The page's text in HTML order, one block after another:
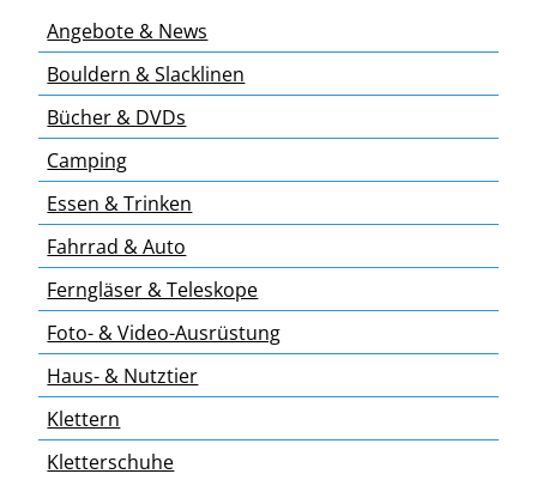
Angebote & News
Bouldern & Slacklinen
Bücher & DVDs
Camping
Essen & Trinken
Fahrrad & Auto
Ferngläser & Teleskope
Foto- & Video-Ausrüstung
Haus- & Nutztier
Klettern
Kletterschuhe